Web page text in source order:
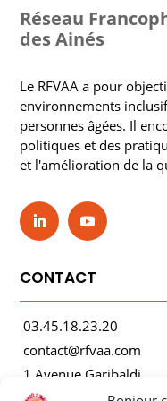
Réseau
des Ainés
Le RFVAA a pour
environnements
personnes âgées. Il
politiques et des
et l'amélioration de la
CONTACT
03.45.18.23.20
contact@rfvaa.com
1 Avenue Garibaldi